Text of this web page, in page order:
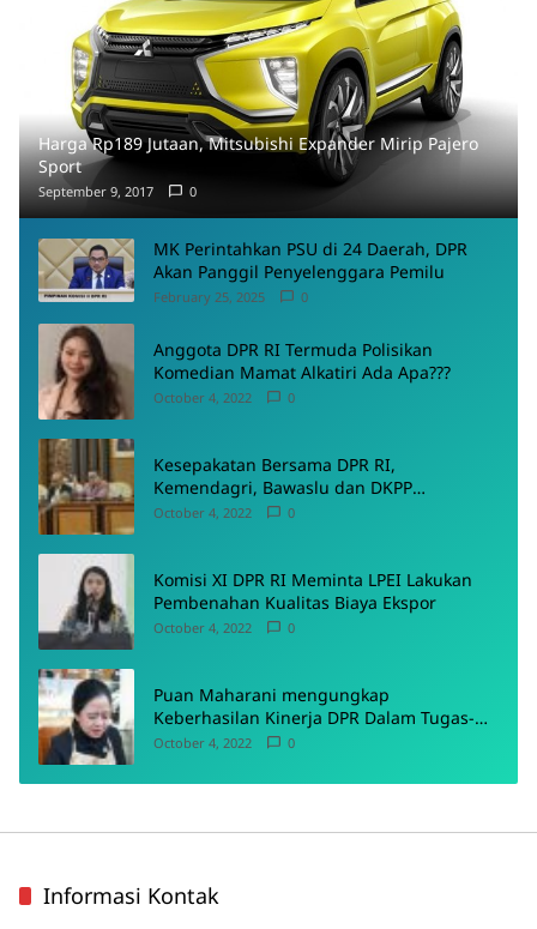
Harga Rp189 Jutaan, Mitsubishi Expander Mirip Pajero
Sport
September 9, 2017 0
MK Perintahkan PSU di 24 Daerah, DPR
Akan Panggil Penyelenggara Pemilu
February 25, 2025 0
Anggota DPR RI Termuda Polisikan
Komedian Mamat Alkatiri Ada Apa???
October 4, 2022 0
Kesepakatan Bersama DPR RI,
Kemendagri, Bawaslu dan DKPP
Menyepakati Rancangan PKPU
October 4, 2022 0
Komisi XI DPR RI Meminta LPEI Lakukan
Pembenahan Kualitas Biaya Ekspor
October 4, 2022 0
Puan Maharani mengungkap
Keberhasilan Kinerja DPR Dalam Tugas-
Tugas Pokoknya
October 4, 2022 0
Informasi Kontak